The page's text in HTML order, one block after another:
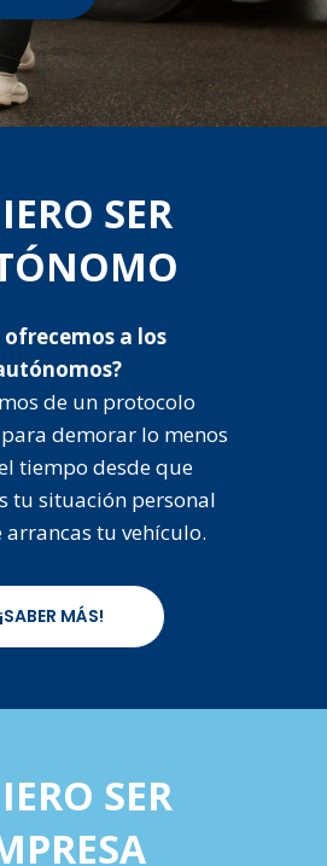
SER
ofrecemos a los
de un protocolo
demorar lo menos
tiempo desde que
tu situación personal
arrancas tu vehículo.
¡SABER MÁS!
SER